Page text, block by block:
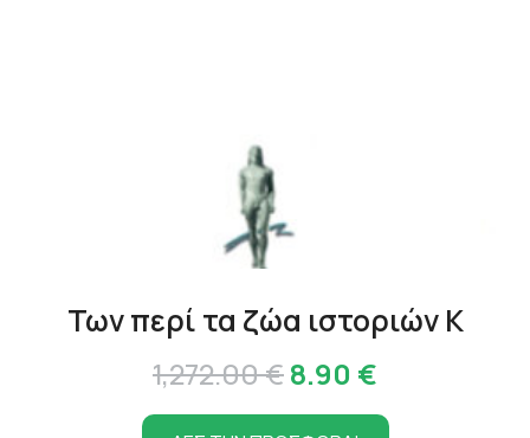
Των περί τα ζώα ιστοριών Κ
1,272.00€Original
price
8.90 €
τρέχουσα